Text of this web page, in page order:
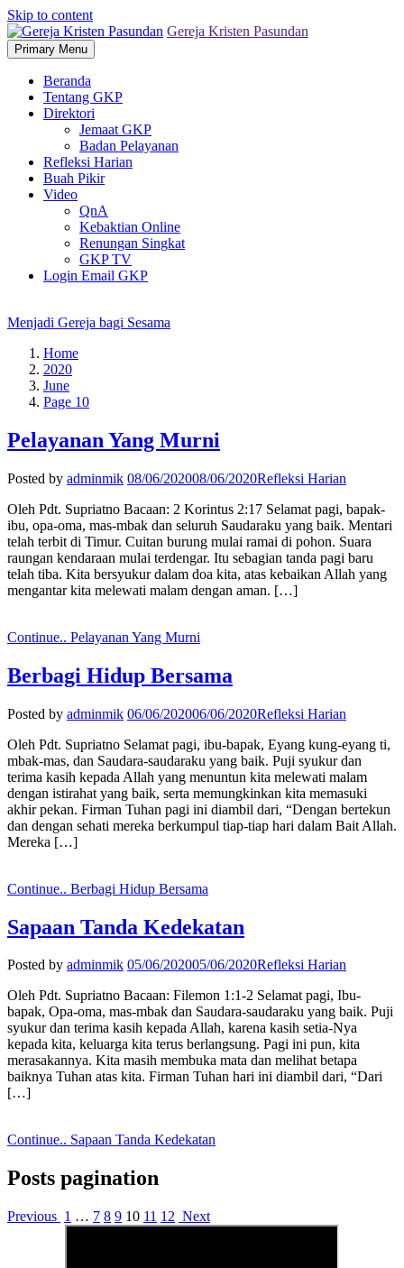
Skip to content
Gereja Kristen Pasundan
Primary Menu
Beranda
Tentang GKP
Direktori
Jemaat GKP
Badan Pelayanan
Refleksi Harian
Buah Pikir
Video
QnA
Kebaktian Online
Renungan Singkat
GKP TV
Login Email GKP
Menjadi Gereja bagi Sesama
Home
2020
June
Page 10
Pelayanan Yang Murni
Posted by adminmik 08/06/202008/06/2020Refleksi Harian
Oleh Pdt. Supriatno Bacaan: 2 Korintus 2:17 Selamat pagi, bapak-
ibu, opa-oma, mas-mbak dan seluruh Saudaraku yang baik. Mentari
telah terbit di Timur. Cuitan burung mulai ramai di pohon. Suara
raungan kendaraan mulai terdengar. Itu sebagian tanda pagi baru
telah tiba. Kita bersyukur dalam doa kita, atas kebaikan Allah yang
mengantar kita melewati malam dengan aman. […]
Continue.. Pelayanan Yang Murni
Berbagi Hidup Bersama
Posted by adminmik 06/06/202006/06/2020Refleksi Harian
Oleh Pdt. Supriatno Selamat pagi, ibu-bapak, Eyang kung-eyang ti,
mbak-mas, dan Saudara-saudaraku yang baik. Puji syukur dan
terima kasih kepada Allah yang menuntun kita melewati malam
dengan istirahat yang baik, serta memungkinkan kita memasuki
akhir pekan. Firman Tuhan pagi ini diambil dari, “Dengan bertekun
dan dengan sehati mereka berkumpul tiap-tiap hari dalam Bait Allah.
Mereka […]
Continue.. Berbagi Hidup Bersama
Sapaan Tanda Kedekatan
Posted by adminmik 05/06/202005/06/2020Refleksi Harian
Oleh Pdt. Supriatno Bacaan: Filemon 1:1-2 Selamat pagi, Ibu-
bapak, Opa-oma, mas-mbak dan Saudara-saudaraku yang baik. Puji
syukur dan terima kasih kepada Allah, karena kasih setia-Nya
kepada kita, keluarga kita terus berlangsung. Pagi ini pun, kita
merasakannya. Kita masih membuka mata dan melihat betapa
baiknya Tuhan atas kita. Firman Tuhan hari ini diambil dari, “Dari
[…]
Continue.. Sapaan Tanda Kedekatan
Posts pagination
Previous 1 … 7 8 9 10 11 12 Next